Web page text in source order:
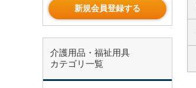
新規会員登録する
介護用品・福祉用具
カテゴリ一覧